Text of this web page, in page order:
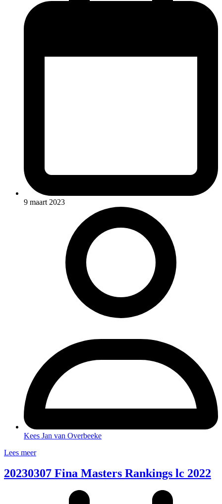
9 maart 2023
Kees Jan van Overbeeke
Lees meer
20230307 Fina Masters Rankings lc 2022